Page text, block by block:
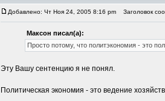
Добавлено: Чт Ноя 24, 2005 8:16 pm Заголовок
Максон писал(а):
Просто потому, что политэкономия - это
Эту Вашу сентенцию я не понял.
Политическая экономия - это ведение